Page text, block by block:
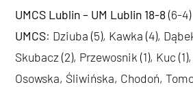
UMCS Lublin – UM Lublin 18-8(6-4)
UMCS: Dziuba (5), Kawka (4),
Skubacz (2), Przewosnik (1), Kuc
Osowska, Śliwińska, Chodoń,